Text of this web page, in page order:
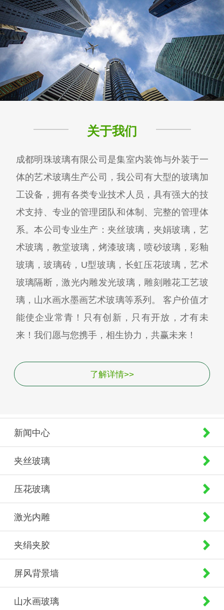
关于我们
成都明珠玻璃有限公司是集室内装饰与外装于一
体的艺术玻璃生产公司，我公司有大型的玻璃加
工设备，拥有各类专业技术人员，具有强大的技
术支持、专业的管理团队和体制、完整的管理体
系。本公司专业生产：夹丝玻璃，夹娟玻璃，艺
术玻璃，教堂玻璃，烤漆玻璃，喷砂玻璃，彩釉
玻璃，玻璃砖，U型玻璃，长虹压花玻璃，艺术
玻璃隔断，激光内雕发光玻璃，雕刻雕花工艺玻
璃，山水画水墨画艺术玻璃等系列。 客户价值才
能使企业常青！只有创新，只有开放，才有未
来！我们愿与您携手，相生协力，共赢未来！
了解详情>>
新闻中心
夹丝玻璃
压花玻璃
激光内雕
夹绢夹胶
屏风背景墙
山水画玻璃